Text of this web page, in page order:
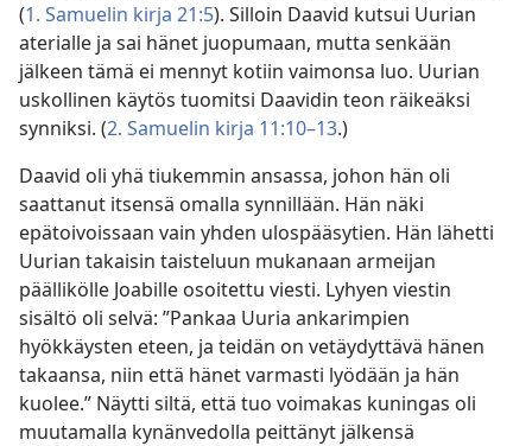
(1. Samuelin kirja 21:5). Silloin Daavid kutsui Uurian
aterialle ja sai hänet juopumaan, mutta senkään
jälkeen tämä ei mennyt kotiin vaimonsa luo. Uurian
uskollinen käytös tuomitsi Daavidin teon räikeäksi
synniksi. (2. Samuelin kirja 11:10–13.)
Daavid oli yhä tiukemmin ansassa, johon hän oli
saattanut itsensä omalla synnillään. Hän näki
epätoivoissaan vain yhden ulospääsytien. Hän lähetti
Uurian takaisin taisteluun mukanaan armeijan
päällikölle Joabille osoitettu viesti. Lyhyen viestin
sisältö oli selvä: ”Pankaa Uuria ankarimpien
hyökkäysten eteen, ja teidän on vetäydyttävä hänen
takaansa, niin että hänet varmasti lyödään ja hän
kuolee.” Näytti siltä, että tuo voimakas kuningas oli
muutamalla kynänvedolla peittänyt jälkensä